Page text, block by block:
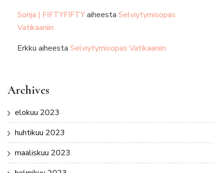
Sonja | FIFTYFIFTYaiheesta Selviytymisopas
Vatikaaniin
Erkku aiheesta Selviytymisopas Vatikaaniin
Archives
elokuu 2023
huhtikuu 2023
maaliskuu 2023